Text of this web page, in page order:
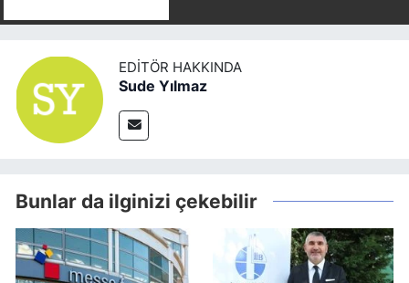
EDITÖR HAKKINDA
Sude Yılmaz
Bunlar da ilginizi çekebilir